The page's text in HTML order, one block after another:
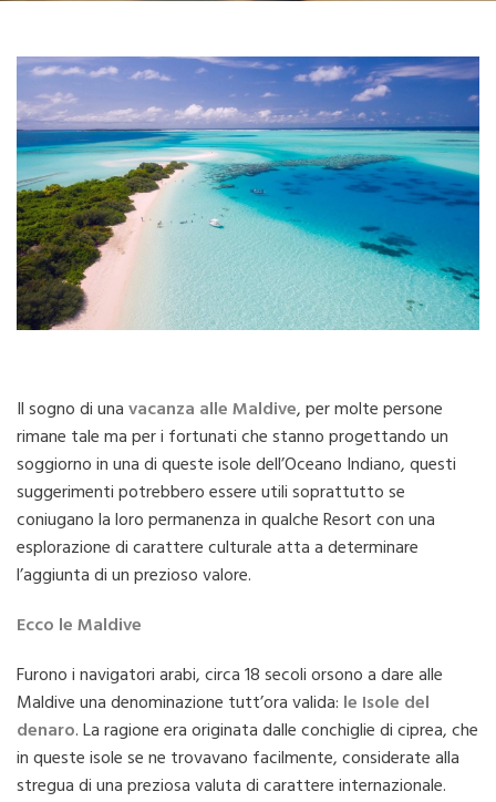
Il sogno di unavacanza alle Maldive, per molte persone
rimane tale ma per i fortunati che stanno progettando un
soggiorno in una di queste isole dell’Oceano Indiano, questi
suggerimenti potrebbero essere utili soprattutto se
coniugano la loro permanenza in qualche Resort con una
esplorazione di carattere culturale atta a determinare
l’aggiunta di un prezioso valore.
Ecco le Maldive
Furono i navigatori arabi, circa 18 secoli orsono a dare alle
Maldive una denominazione tutt’ora valida: le Isole del
denaro. La ragione era originata dalle conchiglie di ciprea, che
in queste isole se ne trovavano facilmente, considerate alla
stregua di una preziosa valuta di carattere internazionale.